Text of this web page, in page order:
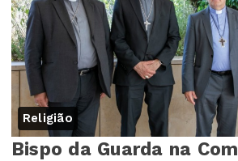
Religião
Bispo da Guarda na